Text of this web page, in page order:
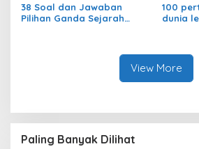
38 Soal dan Jawaban
Pilihan Ganda Sejarah
100
dunia
View More
Paling Banyak Dilihat